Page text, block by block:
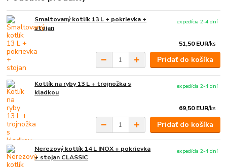
Smaltovaný kotlík 13 L + pokrievka +
stojan
51,50 EUR/ks
expedícia 2-4 dní
Pridať do košíka
Kotlík na ryby 13 L + trojnožka s
kladkou
69,50 EUR/ks
expedícia 2-4 dní
Pridať do košíka
Nerezový kotlík 14 L INOX + pokrievka
+ stojan CLASSIC
expedícia 2-4 dní